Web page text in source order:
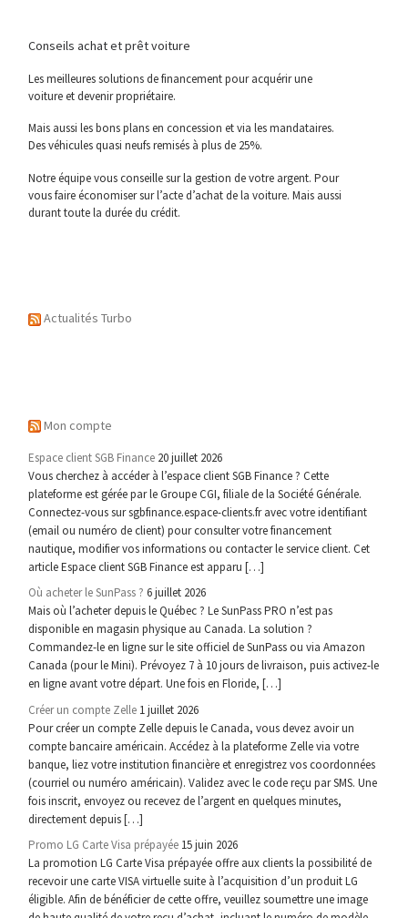
Conseils achat et prêt voiture
Les meilleures solutions de financement pour acquérir une
voiture et devenir propriétaire.
Mais aussi les bons plans en concession et via les mandataires.
Des véhicules quasi neufs remisés à plus de 25%.
Notre équipe vous conseille sur la gestion de votre argent. Pour
vous faire économiser sur l’acte d’achat de la voiture. Mais aussi
durant toute la durée du crédit.
Actualités Turbo
Mon compte
Espace client SGB Finance 20 juillet 2026
Vous cherchez à accéder à l’espace client SGB Finance ? Cette
plateforme est gérée par le Groupe CGI, filiale de la Société Générale.
Connectez-vous sur sgbfinance.espace-clients.fr avec votre identifiant
(email ou numéro de client) pour consulter votre financement
nautique, modifier vos informations ou contacter le service client. Cet
article Espace client SGB Finance est apparu […]
Où acheter le SunPass ? 6 juillet 2026
Mais où l’acheter depuis le Québec ? Le SunPass PRO n’est pas
disponible en magasin physique au Canada. La solution ?
Commandez-le en ligne sur le site officiel de SunPass ou via Amazon
Canada (pour le Mini). Prévoyez 7 à 10 jours de livraison, puis activez-le
en ligne avant votre départ. Une fois en Floride, […]
Créer un compte Zelle 1 juillet 2026
Pour créer un compte Zelle depuis le Canada, vous devez avoir un
compte bancaire américain. Accédez à la plateforme Zelle via votre
banque, liez votre institution financière et enregistrez vos coordonnées
(courriel ou numéro américain). Validez avec le code reçu par SMS. Une
fois inscrit, envoyez ou recevez de l’argent en quelques minutes,
directement depuis […]
Promo LG Carte Visa prépayée 15 juin 2026
La promotion LG Carte Visa prépayée offre aux clients la possibilité de
recevoir une carte VISA virtuelle suite à l’acquisition d’un produit LG
éligible. Afin de bénéficier de cette offre, veuillez soumettre une image